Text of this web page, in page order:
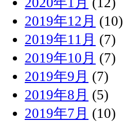
2019年12月 (10)
2019年11月 (7)
2019年10月 (7)
2019年9月 (7)
2019年8月 (5)
2019年7月 (10)